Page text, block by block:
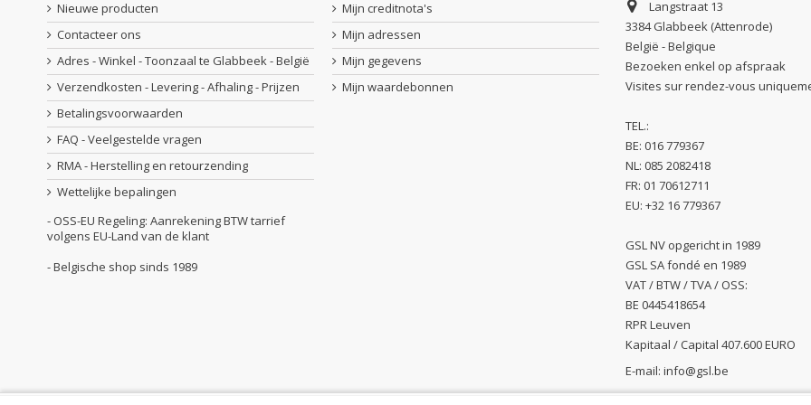
Nieuwe producten
Contacteer ons
Adres - Winkel - Toonzaal te Glabbeek - België
Verzendkosten - Levering - Afhaling - Prijzen
Betalingsvoorwaarden
FAQ - Veelgestelde vragen
RMA - Herstelling en retourzending
Wettelijke bepalingen
- OSS-EU Regeling: Aanrekening BTW tarrief
volgens EU-Land van de klant
- Belgische shop sinds 1989
Mijn creditnota's
Mijn adressen
Mijn gegevens
Mijn waardebonnen
Langstraat 13
3384 Glabbeek (Attenrode)
België - Belgique
Bezoeken enkel op afspraak
Visites sur rendez-vous
TEL.:
BE: 016 779367
NL: 085 2082418
FR: 01 70612711
EU: +32 16 779367
GSL NV opgericht in 1989
GSL SA fondé en 1989
VAT / BTW / TVA / OSS:
BE 0445418654
RPR Leuven
Kapitaal / Capital 407.600 EURO
E-mail: info@gsl.be